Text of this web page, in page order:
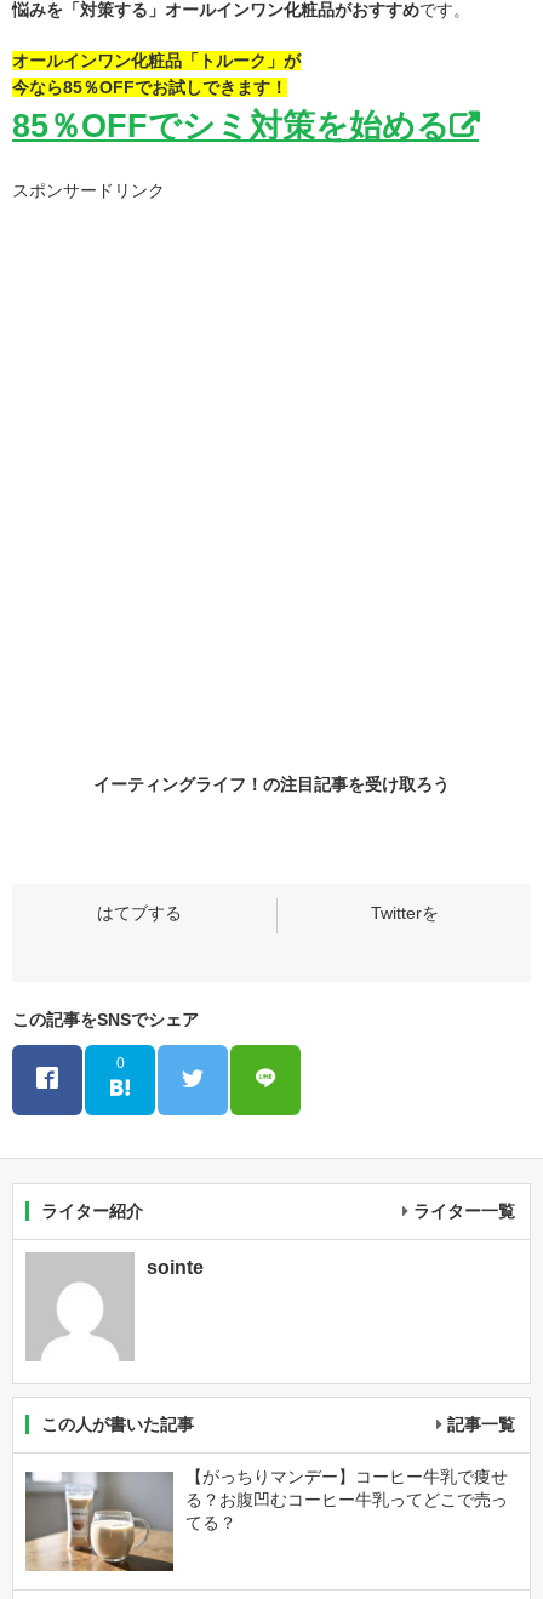
悩みを「対策する」オールインワン化粧品がおすすめです。
オールインワン化粧品「トルーク」が
今なら85％OFFでお試しできます！
85％OFFでシミ対策を始める
スポンサードリンク
イーティングライフ！の注目記事を受け取ろう
この記事をSNSでシェア
0
ライター紹介 ライター一覧
sointe
この人が書いた記事 記事一覧
【がっちりマンデー】コーヒー牛乳で痩せ
る？お腹凹むコーヒー牛乳ってどこで売っ
てる？